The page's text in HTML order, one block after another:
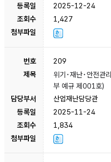
2025-12-24
1,427
209
위기･재난･안전관
부 예규 제001호)
산업재난담당관
2025-11-24
1,834